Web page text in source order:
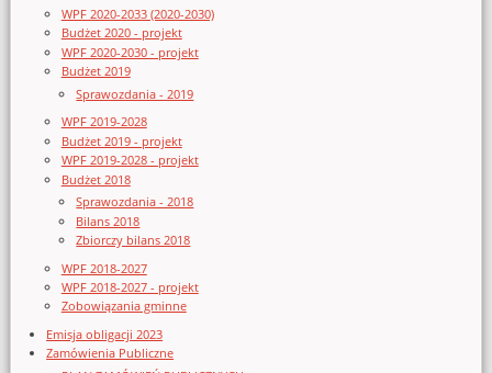
WPF 2020-2033 (2020-2030)
Budżet 2020 - projekt
WPF 2020-2030 - projekt
Budżet 2019
Sprawozdania - 2019
WPF 2019-2028
Budżet 2019 - projekt
WPF 2019-2028 - projekt
Budżet 2018
Sprawozdania - 2018
Bilans 2018
Zbiorczy bilans 2018
WPF 2018-2027
WPF 2018-2027 - projekt
Zobowiązania gminne
Emisja obligacji 2023
Zamówienia Publiczne